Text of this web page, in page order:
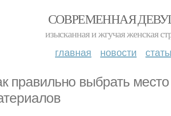
СОВРЕМЕННАЯ
изысканная и жгучая женская
главная новости
правильно выбрать